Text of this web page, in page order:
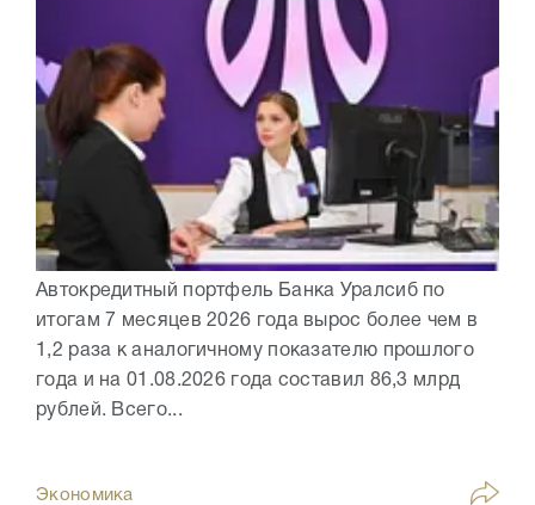
Автокредитный портфель Банка Уралсиб по
итогам 7 месяцев 2026 года вырос более чем в
1,2 раза к аналогичному показателю прошлого
года и на 01.08.2026 года составил 86,3 млрд
рублей. Всего...
Экономика